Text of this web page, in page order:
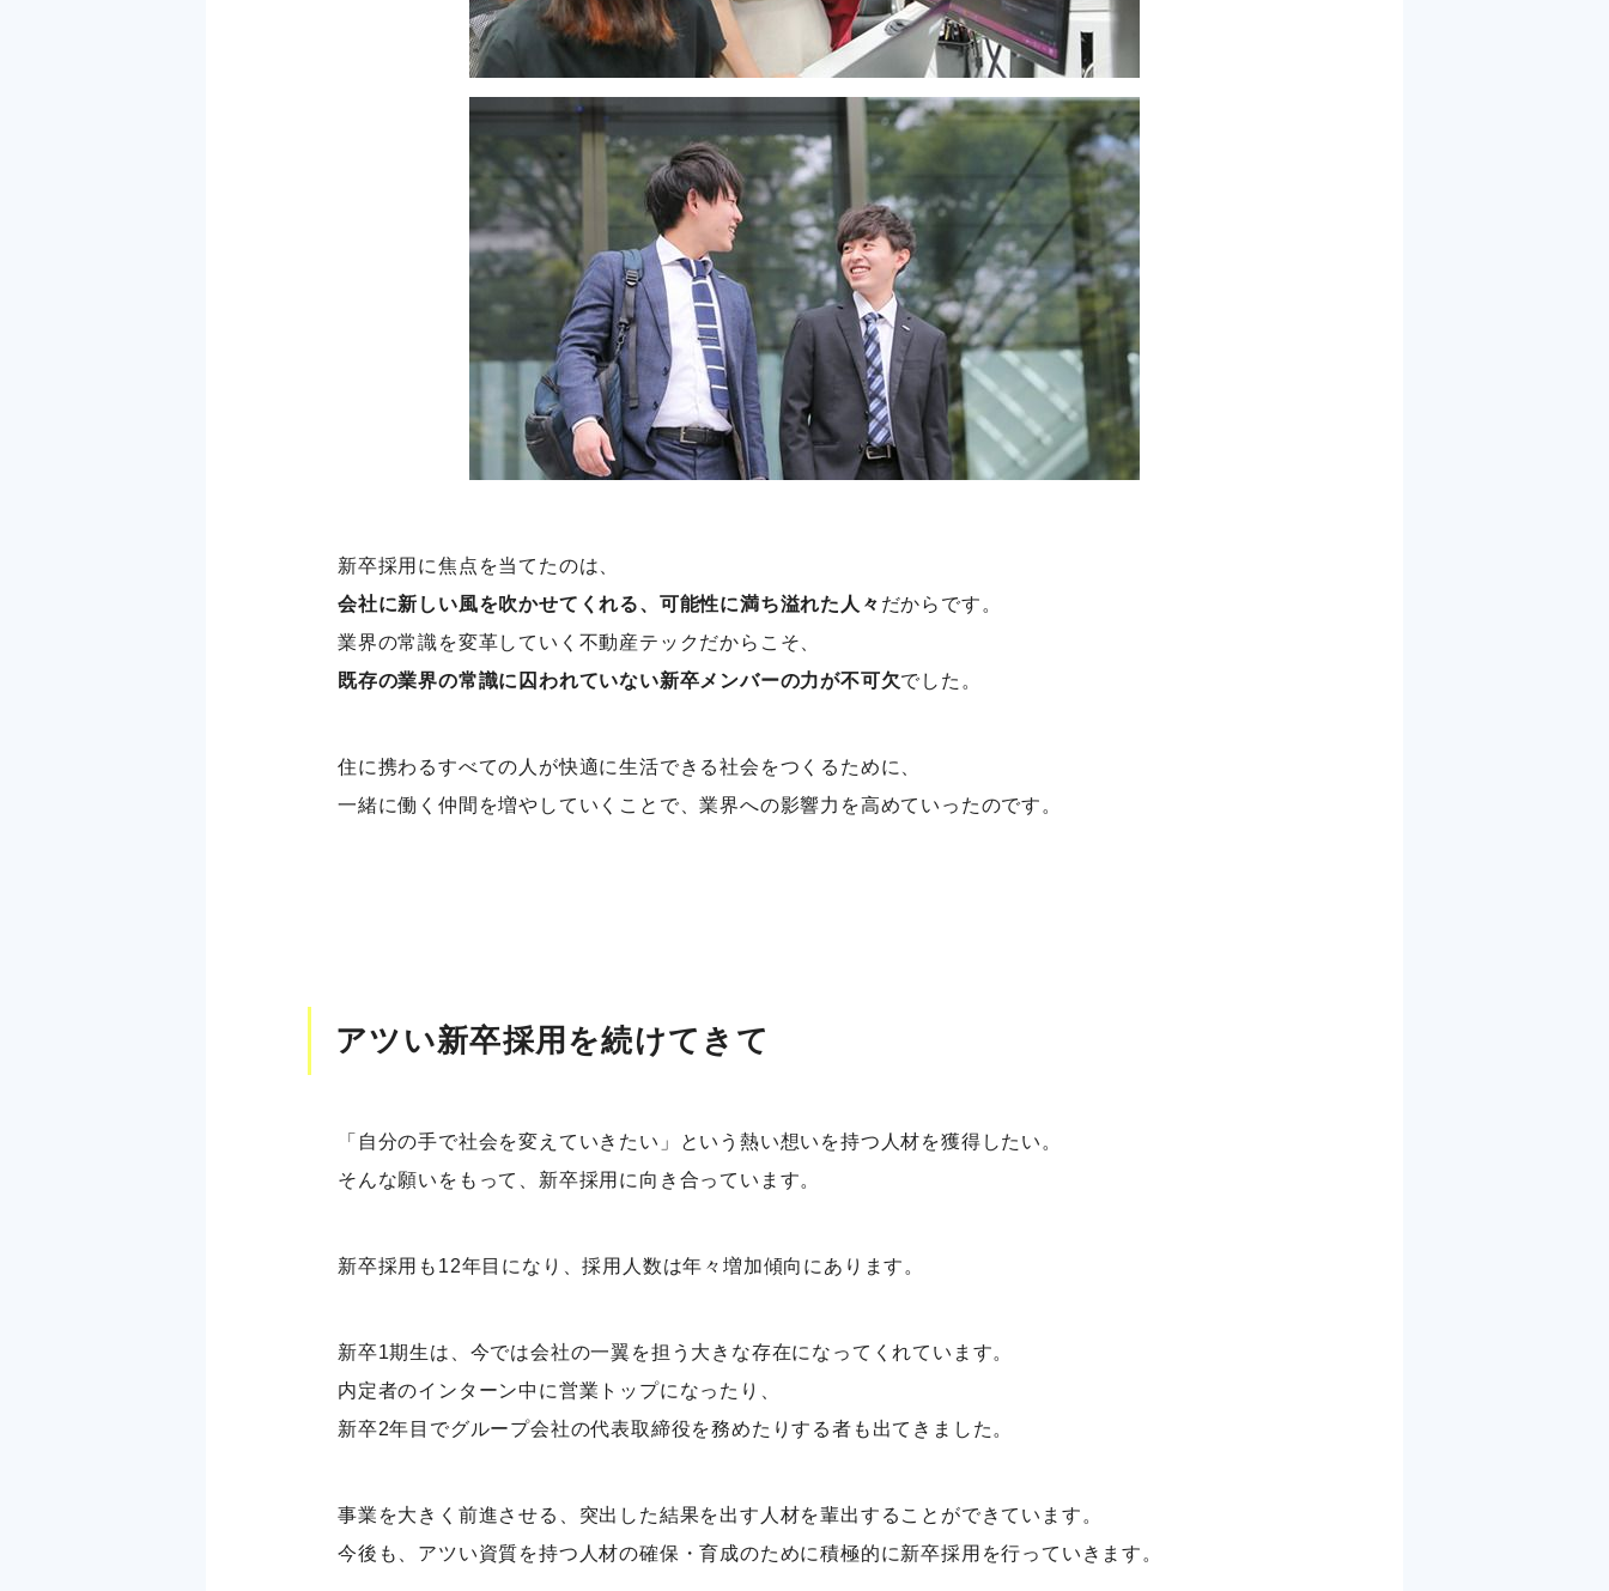
新卒採用に焦点を当てたのは、
会社に新しい風を吹かせてくれる、可能性に満ち溢れた人々 だからです。
業界の常識を変革していく不動産テックだからこそ、
既存の業界の常識に囚われていない新卒メンバーの力が不可欠でした。
住に携わるすべての人が快適に生活できる社会をつくるために、
一緒に働く仲間を増やしていくことで、業界への影響力を高めていったのです。
アツい新卒採用を続けてきて
「自分の手で社会を変えていきたい」という熱い想いを持つ人材を獲得したい。
そんな願いをもって、新卒採用に向き合っています。
新卒採用も12年目になり、採用人数は年々増加傾向にあります。
新卒1期生は、今では会社の一翼を担う大きな存在になってくれています。
内定者のインターン中に営業トップになったり、
新卒2年目でグループ会社の代表取締役を務めたりする者も出てきました。
事業を大きく前進させる、突出した結果を出す人材を輩出することができています。
今後も、アツい資質を持つ人材の確保・育成のために積極的に新卒採用を行っていきます。